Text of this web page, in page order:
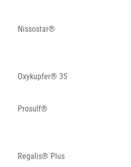
Nissostar®
Oxykupfer® 35
Prosulf®
Regalis® Plus